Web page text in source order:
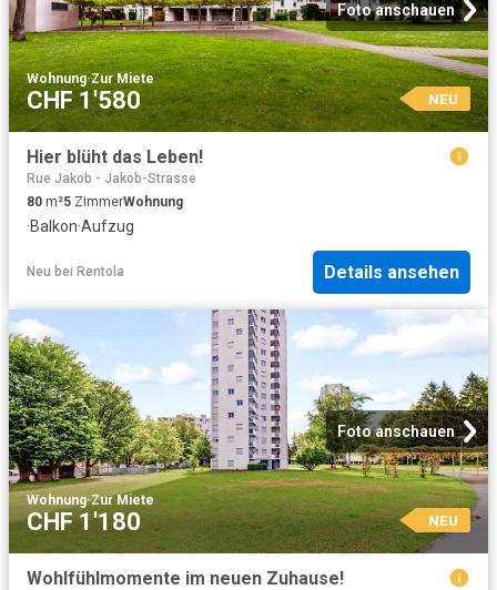
Foto anschauen
Wohnung·Zur Miete
CHF 1'580 NEU
Hier blüht das Leben!
Rue Jakob - Jakob-Strasse
80 m²5 ZimmerWohnung
·Balkon·Aufzug
Neu bei Rentola Details ansehen
Foto anschauen
Wohnung·Zur Miete
CHF 1'180 NEU
Wohlfühlmomente im neuen Zuhause!